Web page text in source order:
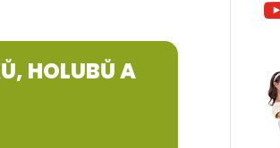
HOLUBŮ A